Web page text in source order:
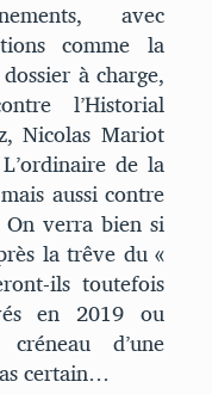
avec
comme la
à charge,
l’Historial
Nicolas Mariot
de la
aussi contre
On verra bien si
la trêve du «
ils toutefois
en 2019 ou
d’une
certain…